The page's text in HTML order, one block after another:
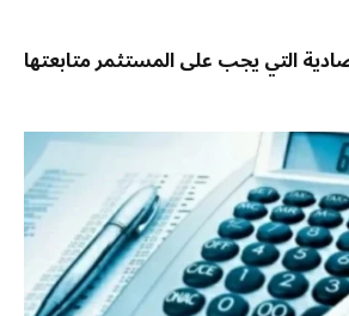
التي يجب على المستثمر متابعتها